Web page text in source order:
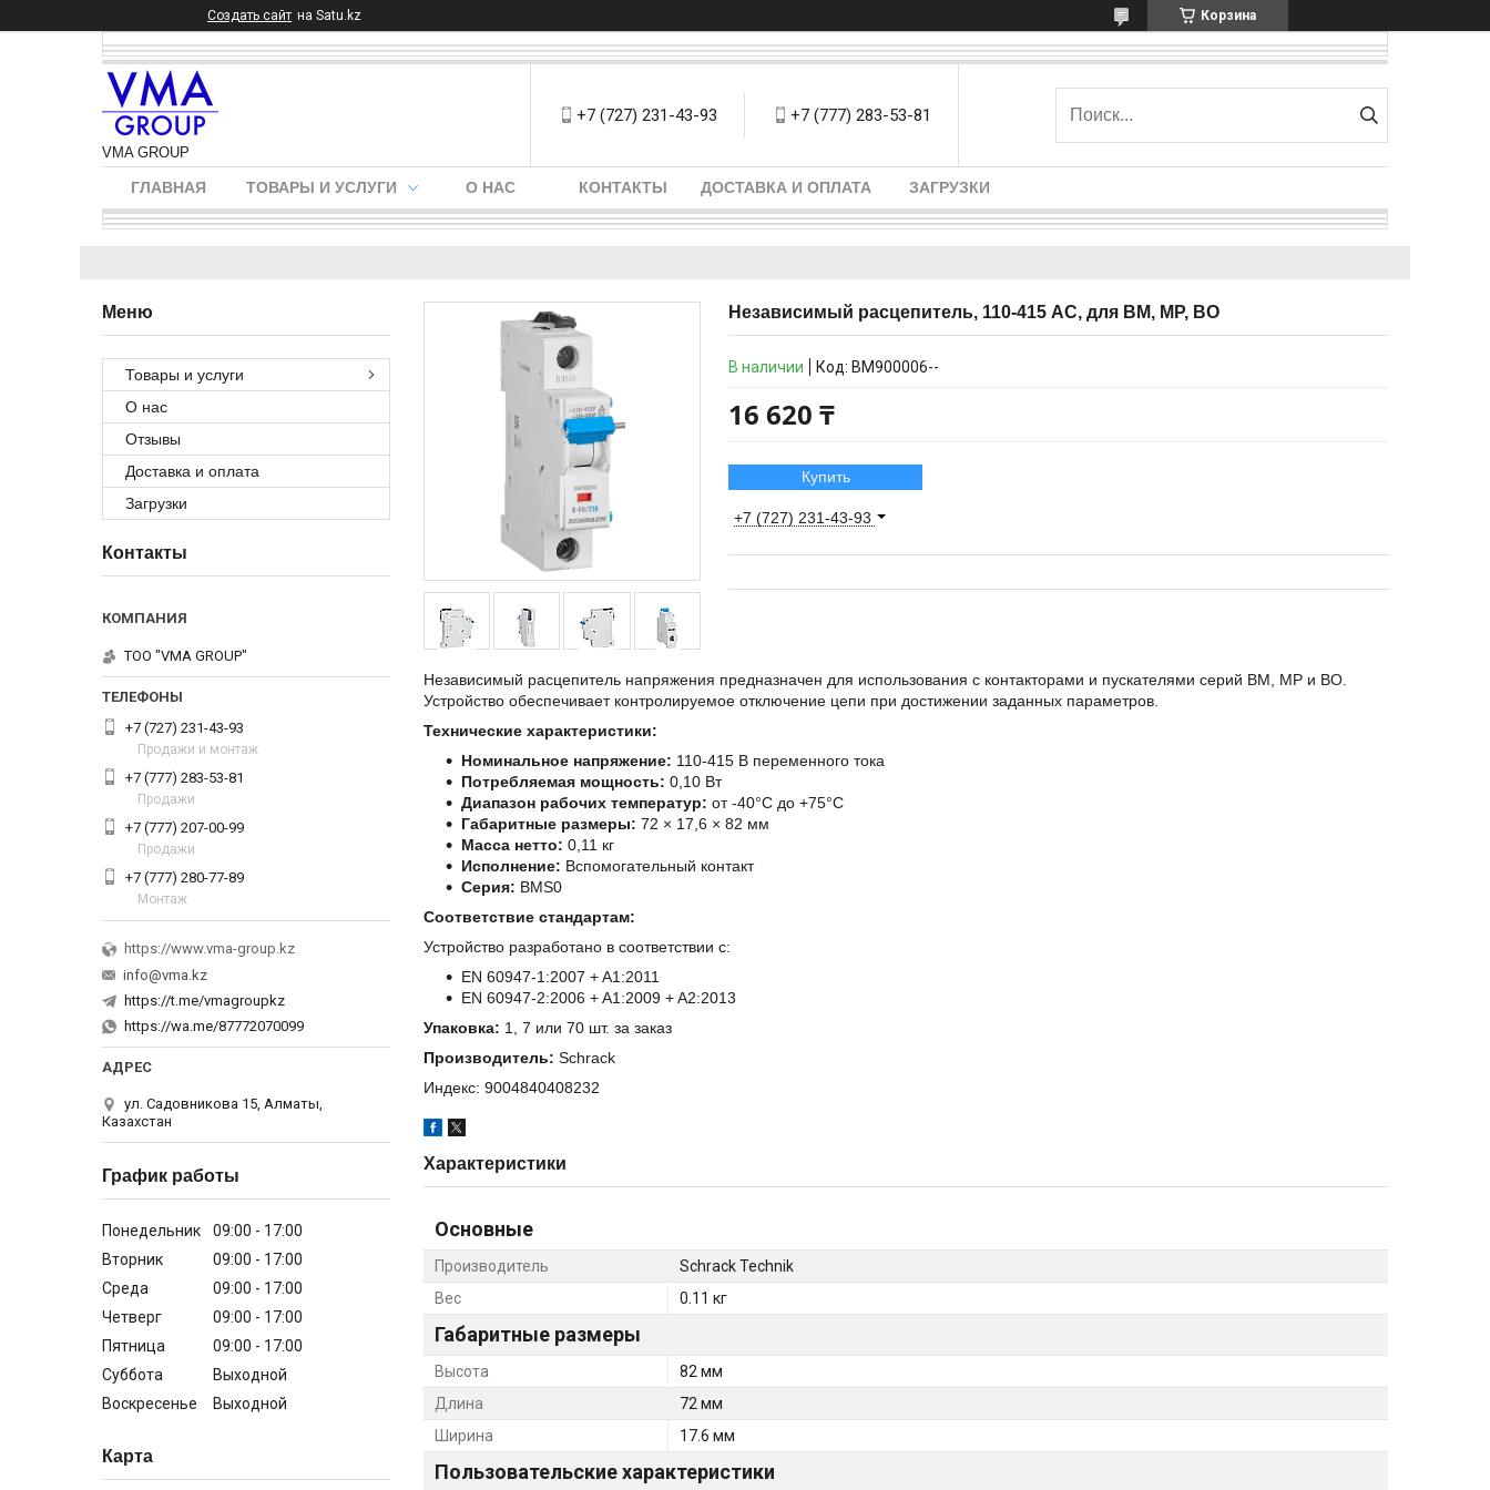
Создать сайт на Satu.kz Корзина
VMA GROUP
+7 (727) 231-43-93 +7 (777) 283-53-81
ГЛАВНАЯ ТОВАРЫ И УСЛУГИ О НАС КОНТАКТЫ ДОСТАВКА И ОПЛАТА ЗАГРУЗКИ
Независимый расцепитель, 110-415 АС, для BM, MP, BO
В наличии Код: BM900006--
16 620 ₸
Купить
+7 (727) 231-43-93
Независимый расцепитель напряжения предназначен для использования с контакторами и пускателями серий BM, MP и BO.
Устройство обеспечивает контролируемое отключение цепи при достижении заданных параметров.
Технические характеристики:
Номинальное напряжение: 110-415 В переменного тока
Потребляемая мощность: 0,10 Вт
Диапазон рабочих температур: от -40°C до +75°C
Габаритные размеры: 72 × 17,6 × 82 мм
Масса нетто: 0,11 кг
Исполнение: Вспомогательный контакт
Серия: BMS0
Соответствие стандартам:
Устройство разработано в соответствии с:
EN 60947-1:2007 + A1:2011
EN 60947-2:2006 + A1:2009 + A2:2013
Упаковка: 1, 7 или 70 шт. за заказ
Производитель: Schrack
Индекс: 9004840408232
Характеристики
Основные
Производитель
Schrack Technik
Вес
0.11 кг
Габаритные размеры
Высота
82 мм
Длина
72 мм
Ширина
17.6 мм
Пользовательские характеристики
Товары и услуги
О нас
Отзывы
Доставка и оплата
Загрузки
Контакты
ТОО "VMA GROUP"
+7 (727) 231-43-93
Продажи и монтаж
+7 (777) 283-53-81
Продажи
+7 (777) 207-00-99
Продажи
+7 (777) 280-77-89
Монтаж
https://www.vma-group.kz
info@vma.kz
https://t.me/vmagroupkz
https://wa.me/87772070099
ул. Садовникова 15, Алматы,
Казахстан
График работы
Понедельник 09:00
17:00
Вторник
09:00
17:00
Среда
09:00
17:00
Четверг
09:00
17:00
Пятница
09:00
17:00
Суббота
Выходной
Воскресенье
Выходной
Карта